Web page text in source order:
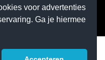
voor advertenties
Ga je hiermee